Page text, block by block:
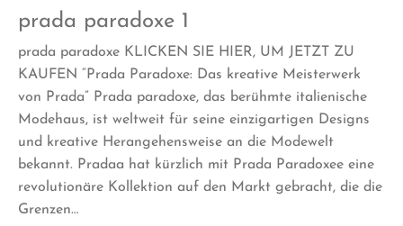
prada paradoxe 1
prada paradoxe KLICKEN SIE HIER, UM JETZT ZU
KAUFEN “Prada Paradoxe: Das kreative Meisterwerk
von Prada” Prada paradoxe, das berühmte italienische
Modehaus, ist weltweit für seine einzigartigen Designs
und kreative Herangehensweise an die Modewelt
bekannt. Pradaa hat kürzlich mit Prada Paradoxee eine
revolutionäre Kollektion auf den Markt gebracht, die die
Grenzen…